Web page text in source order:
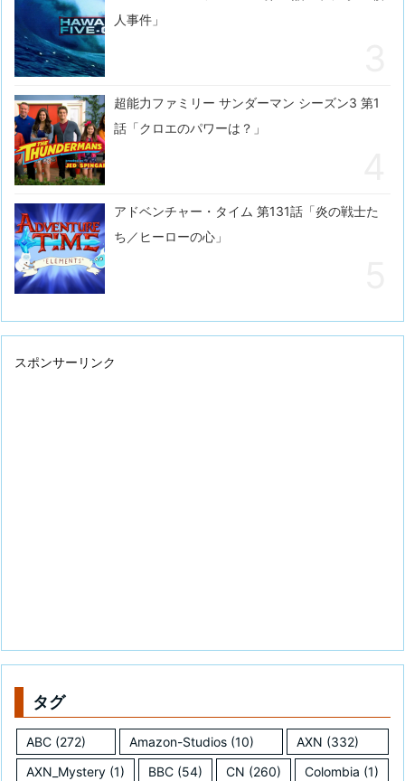
人事件」
超能力ファミリー サンダーマン シーズン3 第1
話「クロエのパワーは？」
アドベンチャー・タイム 第131話「炎の戦士た
ち／ヒーローの心」
スポンサーリンク
タグ
ABC (272) Amazon-Studios(10) AXN (332)
AXN_Mystery (1) BBC (54) CN (260) Colombia (1)